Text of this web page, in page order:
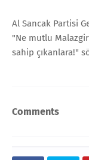
Al Sancak Partisi
"Ne mutlu
sahip çıkanlara!"
Comments